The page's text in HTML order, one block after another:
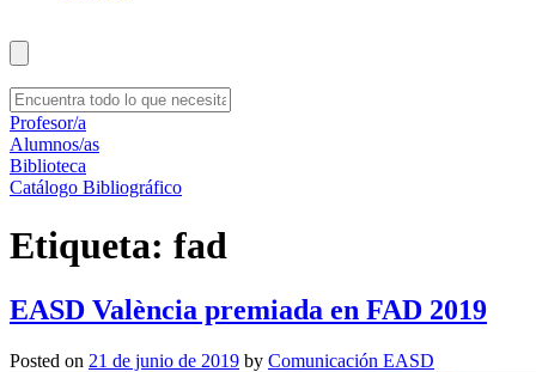
Profesor/a
Alumnos/as
Biblioteca
Catálogo Bibliográfico
Etiqueta: fad
EASD València premiada en FAD 2019
Posted on 21 de junio de 2019 by Comunicación EASD